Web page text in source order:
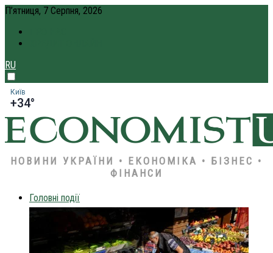
П’ятниця, 7 Серпня, 2026
RU
Київ
+34°
НОВИНИ УКРАЇНИ • ЕКОНОМІКА • БІЗНЕС •
ФІНАНСИ
Головні події